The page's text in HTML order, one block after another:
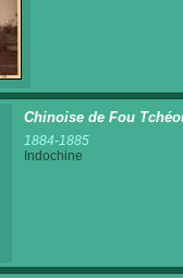
Chinoise de Fou
1884-1885
Indochine